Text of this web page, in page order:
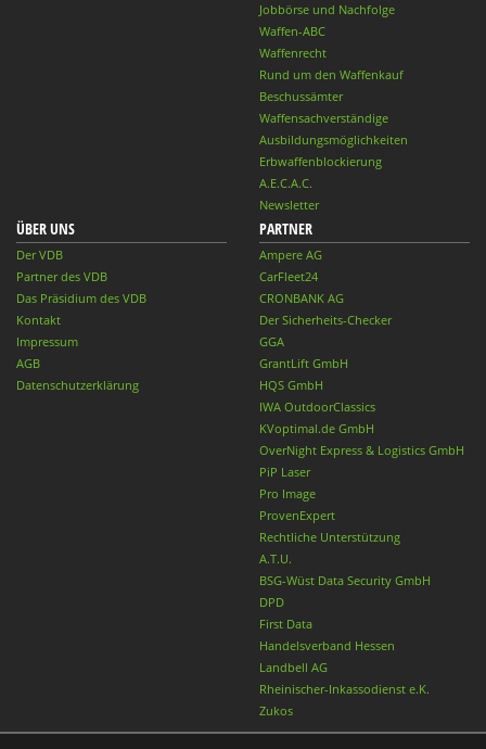
Jobbörse und Nachfolge
Waffen-ABC
Waffenrecht
Rund um den Waffenkauf
Beschussämter
Waffensachverständige
Ausbildungsmöglichkeiten
Erbwaffenblockierung
A.E.C.A.C.
Newsletter
ÜBER UNS
Der VDB
Partner des VDB
Das Präsidium des VDB
Kontakt
Impressum
AGB
Datenschutzerklärung
PARTNER
Ampere AG
CarFleet24
CRONBANK AG
Der Sicherheits-Checker
GGA
GrantLift GmbH
HQS GmbH
IWA OutdoorClassics
KVoptimal.de GmbH
OverNight Express & Logistics GmbH
PiP Laser
Pro Image
ProvenExpert
Rechtliche Unterstützung
A.T.U.
BSG-Wüst Data Security GmbH
DPD
First Data
Handelsverband Hessen
Landbell AG
Rheinischer-Inkassodienst e.K.
Zukos